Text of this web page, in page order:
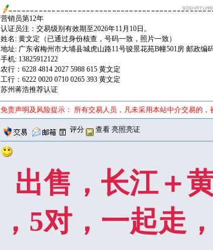
营销员第12年
认证员注：交易级别有效期至2026年11月10日。
姓名: 黄文定（已通过身份核查，号码一致，照片一致）
地址: 广东省梅州市大埔县城虎山路11号骏景花苑B幢501房 邮政编
手机: 13825912122
农行：6228 4814 2027 5988 615 黄文定
工行：6222 0020 0710 0265 393 黄文定
苏州蒋浩推荐认证
免责声明及风险提示： 所有交易人员，凡未采用本站中介交易的，
评分 查看 亮照亮证
出售，长江＋
，5对，一起走